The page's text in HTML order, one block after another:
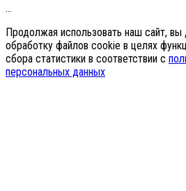
…
Продолжая использовать наш сайт, вы
обработку файлов cookie в целях
сбора статистики в соответствии с
персональных данных